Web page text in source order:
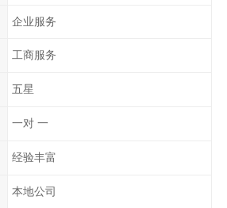
企业服务
工商服务
五星
一对 一
经验丰富
本地公司